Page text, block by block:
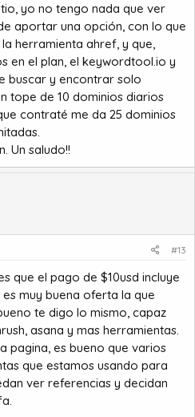
yo no tengo nada que ver
aportar una opción, con lo que
herramienta ahref, y que,
en el plan, el keywordtool.io y
buscar y encontrar solo
tope de 10 dominios diarios
contraté me da 25 dominios
Un saludo!!
#13
que el pago de $10usd incluye
muy buena oferta la que
te digo lo mismo, capaz
asana y mas herramientas.
pagina, es bueno que varios
que estamos usando para
ver referencias y decidan